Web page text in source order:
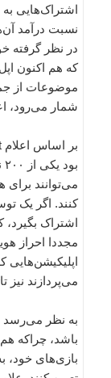
اشتراک‌هایی
در نظر گرفته
که هم اکنون
موضوعات از
شمار می‌رود،
می‌توانند
کنند. اگر یک
اشتراک بگیرد،
مجددا احراز
می‌پردازند نیز
به نظر می‌رسد
باشد، چراکه
بازی‌های خود،